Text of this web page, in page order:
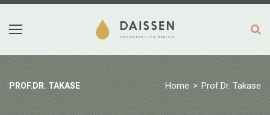
PROF.DR. TAKASE Home > Prof.Dr. Takase